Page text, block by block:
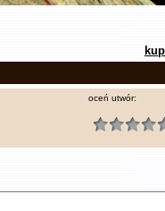
oceń utwór: